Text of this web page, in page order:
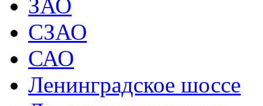
ЗАО
СЗАО
САО
Ленинградское шоссе